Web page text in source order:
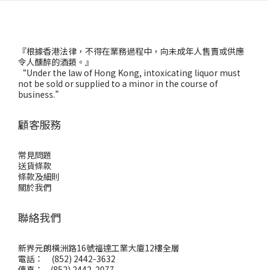
『根據香港法律，不得在業務過程中，向未成年人售賣或供應
令人醺醉的酒類。』
“Under the law of Hong Kong, intoxicating liquor must
not be sold or supplied to a minor in the course of
business.”
顧客服務
常見問題
送貨條款
條款及細則
關於我們
聯絡我們
新界元朗橫洲路16號福達工業大廈12樓全層
電話： (852) 2442-3632